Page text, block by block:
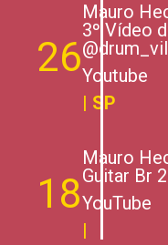
26
Mauro
3º Vídeo
Youtube
| SP
18
Mauro
Guitar Br
YouTube
|